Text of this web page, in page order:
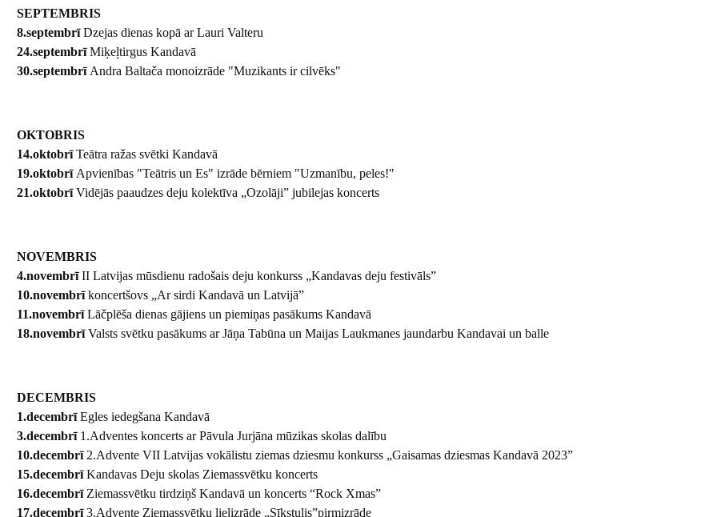
SEPTEMBRIS
8.septembrīDzejas dienas kopā ar Lauri Valteru
24.septembrīMiķeļtirgus Kandavā
30.septembrī Andra Baltača monoizrāde "Muzikants ir cilvēks"
OKTOBRIS
14.oktobrīTeātra ražas svētki Kandavā
19.oktobrī Apvienības "Teātris un Es" izrāde bērniem "Uzmanību, peles!"
21.oktobrīVidējās paaudzes deju kolektīva „Ozolāji” jubilejas koncerts
NOVEMBRIS
4.novembrīII Latvijas mūsdienu radošais deju konkurss „Kandavas deju festivāls”
10.novembrīkoncertšovs „Ar sirdi Kandavā un Latvijā”
11.novembrīLāčplēša dienas gājiens un piemiņas pasākums Kandavā
18.novembrīValsts svētku pasākums ar Jāņa Tabūna un Maijas Laukmanes jaundarbu Kandavai un balle
DECEMBRIS
1.decembrīEgles iedegšana Kandavā
3.decembrī1.Adventes koncerts ar Pāvula Jurjāna mūzikas skolas dalību
10.decembrī 2.Advente VII Latvijas vokālistu ziemas dziesmu konkurss „Gaisamas dziesmas Kandavā 2023”
15.decembrīKandavas Deju skolas Ziemassvētku koncerts
16.decembrīZiemassvētku tirdziņš Kandavā un koncerts “Rock Xmas”
17.decembrī3.Advente Ziemassvētku lielizrāde „Sīkstulis”pirmizrāde